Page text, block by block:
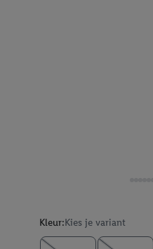
Kleur:Kies je variant